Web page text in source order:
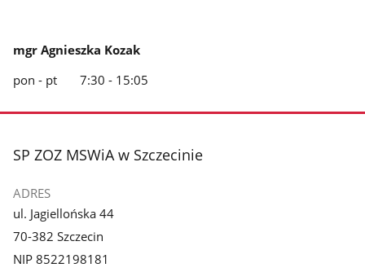
mgr Agnieszka Kozak
pon - pt 7:30 - 15:05
stopka
SP ZOZ MSWiA w Szczecinie
ADRES
ul. Jagiellońska 44
70-382 Szczecin
NIP 8522198181